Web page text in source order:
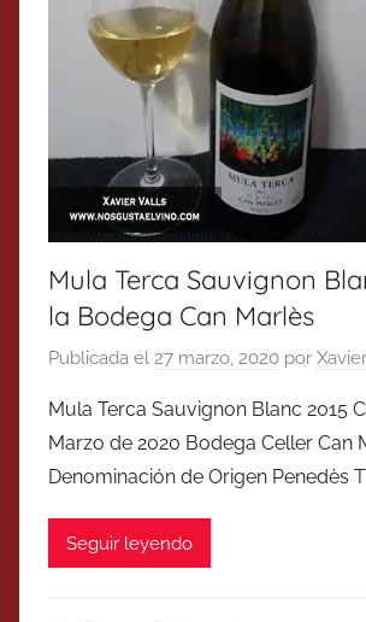
Mula Terca Sauvignon
la Bodega Can Marlès
Publicada el 27 marzo, 2020 por
Mula Terca Sauvignon Blanc 2015
Marzo de 2020 Bodega Celler Can
Denominación de Origen Penedès
Seguir leyendo